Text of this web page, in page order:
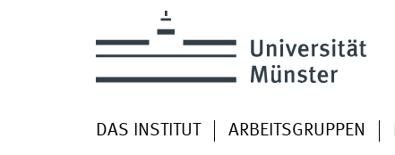
DAS INSTITUT ARBEITSGRUPPEN